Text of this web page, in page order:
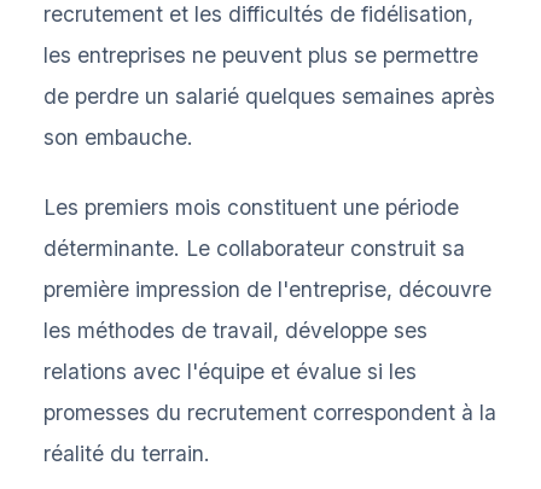
recrutement et les difficultés de fidélisation,
les entreprises ne peuvent plus se permettre
de perdre un salarié quelques semaines après
son embauche.
Les premiers mois constituent une période
déterminante. Le collaborateur construit sa
première impression de l'entreprise, découvre
les méthodes de travail, développe ses
relations avec l'équipe et évalue si les
promesses du recrutement correspondent à la
réalité du terrain.